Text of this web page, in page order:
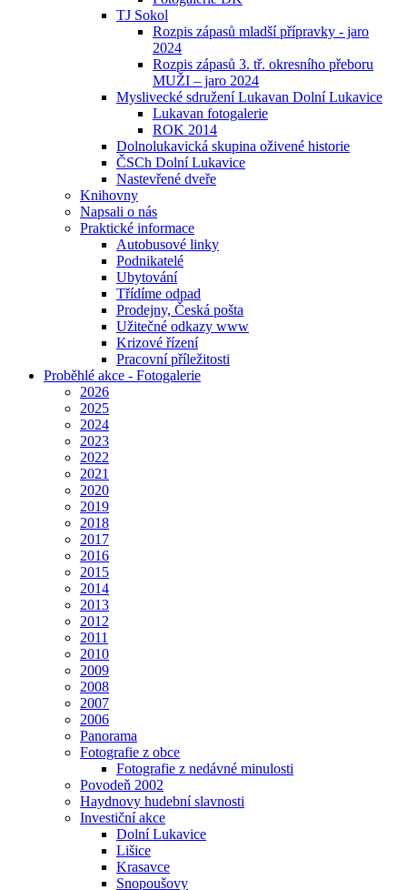
TJ Sokol
Rozpis zápasů mladší přípravky - jaro
2024
Rozpis zápasů 3. tř. okresního přeboru
MUŽI – jaro 2024
Myslivecké sdružení Lukavan Dolní Lukavice
Lukavan fotogalerie
ROK 2014
Dolnolukavická skupina oživené historie
ČSCh Dolní Lukavice
Nastevřené dveře
Knihovny
Napsali o nás
Praktické informace
Autobusové linky
Podnikatelé
Ubytování
Třídíme odpad
Prodejny, Česká pošta
Užitečné odkazy www
Krizové řízení
Pracovní příležitosti
Proběhlé akce - Fotogalerie
2026
2025
2024
2023
2022
2021
2020
2019
2018
2017
2016
2015
2014
2013
2012
2011
2010
2009
2008
2007
2006
Panorama
Fotografie z obce
Fotografie z nedávné minulosti
Povodeň 2002
Haydnovy hudební slavnosti
Investiční akce
Dolní Lukavice
Lišice
Krasavce
Snopoušovy